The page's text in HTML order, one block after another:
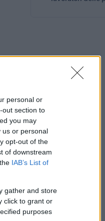
personal or
out section to
you may
us or personal
opt-out of the
of downstream
IAB’s List of
gather and store
click to grant or
purposes